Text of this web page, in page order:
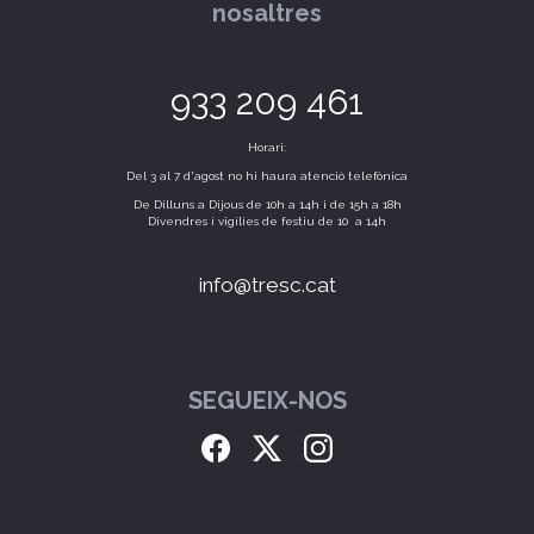
nosaltres
933 209 461
Horari:
Del 3 al 7 d'agost no hi haura atenció telefònica
De Dilluns a Dijous de 10h a 14h i de 15h a 18h
Divendres i vigílies de festiu de 10 a 14h
info@tresc.cat
SEGUEIX-NOS